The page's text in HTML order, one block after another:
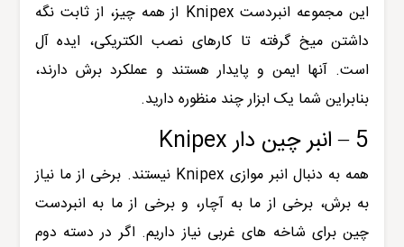
این مجموعه انبردست Knipex از همه چیز، از ثابت نگه
داشتن میخ گرفته تا کارهای نصب الکتریکی، ایده آل
است. آنها ایمن و پایدار هستند و عملکرد برش دارند،
بنابراین شما یک ابزار چند منظوره دارید.
5 – انبر چین دار Knipex
همه به دنبال انبر موازی Knipex نیستند. برخی از ما نیاز
به برش، برخی از ما به آچار، و برخی از ما به انبردست
چین برای شاخه های غربی نیاز داریم. اگر در دسته دوم